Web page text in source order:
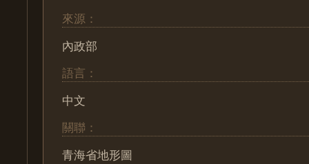
來源：
內政部
語言：
中文
關聯：
青海省地形圖